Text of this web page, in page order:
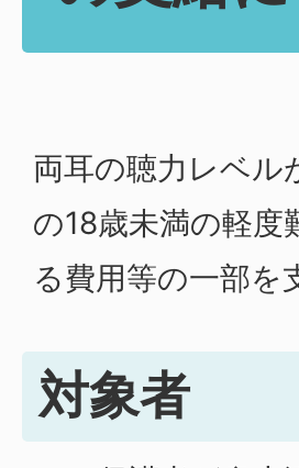
両耳の聴力レベ
の18歳未満の軽度
る費用等の一部を
対象者